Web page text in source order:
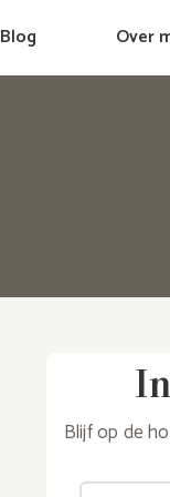
Blog Over
Blijf op de